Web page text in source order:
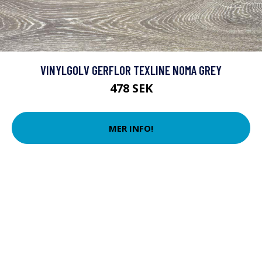
VINYLGOLV GERFLOR TEXLINE NOMA GREY
478 SEK
MER INFO!